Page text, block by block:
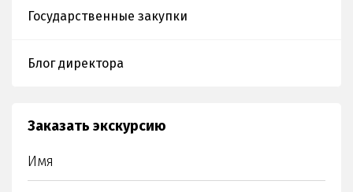
Государственные закупки
Блог директора
Заказать экскурсию